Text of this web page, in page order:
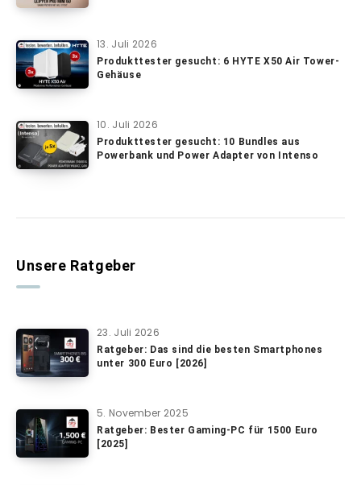
13. Juli 2026
Produkttester gesucht: 6 HYTE X50 Air Tower-
Gehäuse
10. Juli 2026
Produkttester gesucht: 10 Bundles aus
Powerbank und Power Adapter von Intenso
Unsere Ratgeber
23. Juli 2026
Ratgeber: Das sind die besten Smartphones
unter 300 Euro [2026]
5. November 2025
Ratgeber: Bester Gaming-PC für 1500 Euro
[2025]